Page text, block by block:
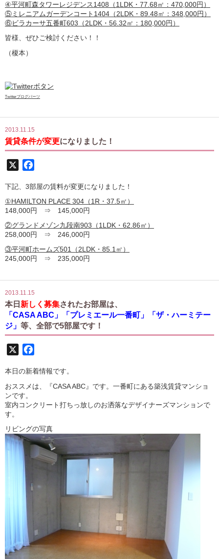
④平河町森タワーレジデンス1408（1LDK・77.68㎡：470,000円）
⑤ミレニアムガーデンコート1404（2LDK・89.48㎡：348,000円）
⑥ビラカーサ五番町603（2LDK・56.32㎡：180,000円）
皆様、ぜひご検討ください！！
（榎本）
Twitterブログパーツ
2013.11.15
賃貸条件が変更になりました！
下記、3部屋の賃料が変更になりました！
①HAMILTON PLACE 304（1R・37.5㎡）
148,000円 ⇒ 145,000円
②グランドメゾン九段南903（1LDK・62.86㎡）
258,000円 ⇒ 246,000円
③平河町ホームズ501（2LDK・85.1㎡）
245,000円 ⇒ 235,000円
2013.11.15
本日 新しく募集されたお部屋は、
「CASA ABC」「プレミエール一番町」「ザ・ハーミテー
ジ」 等、全部で5部屋です！
本日の新着情報です。
おススメは、『CASA ABC』です。一番町にある築浅賃貸マンショ
ンです。
室内コンクリート打ちっ放しのお洒落なデザイナーズマンションで
す。
リビングの写真